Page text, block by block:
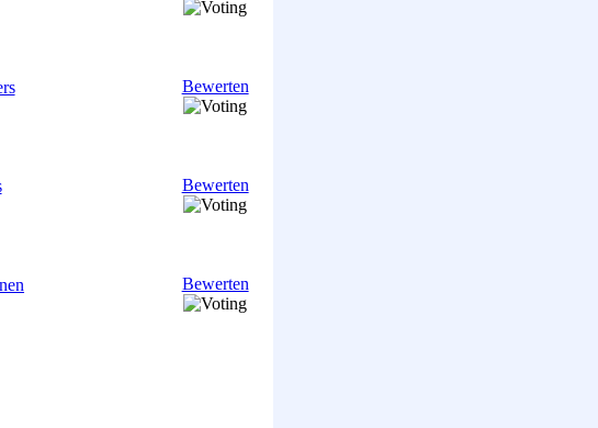
Bewerten
Bewerten
Bewerten